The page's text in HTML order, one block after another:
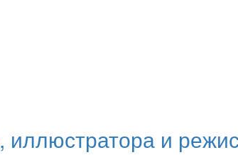
иллюстратора и